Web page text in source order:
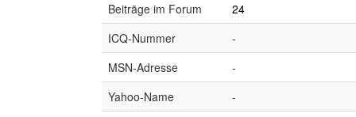
Beiträge im Forum
24
ICQ-Nummer
-
MSN-Adresse
-
Yahoo-Name
-